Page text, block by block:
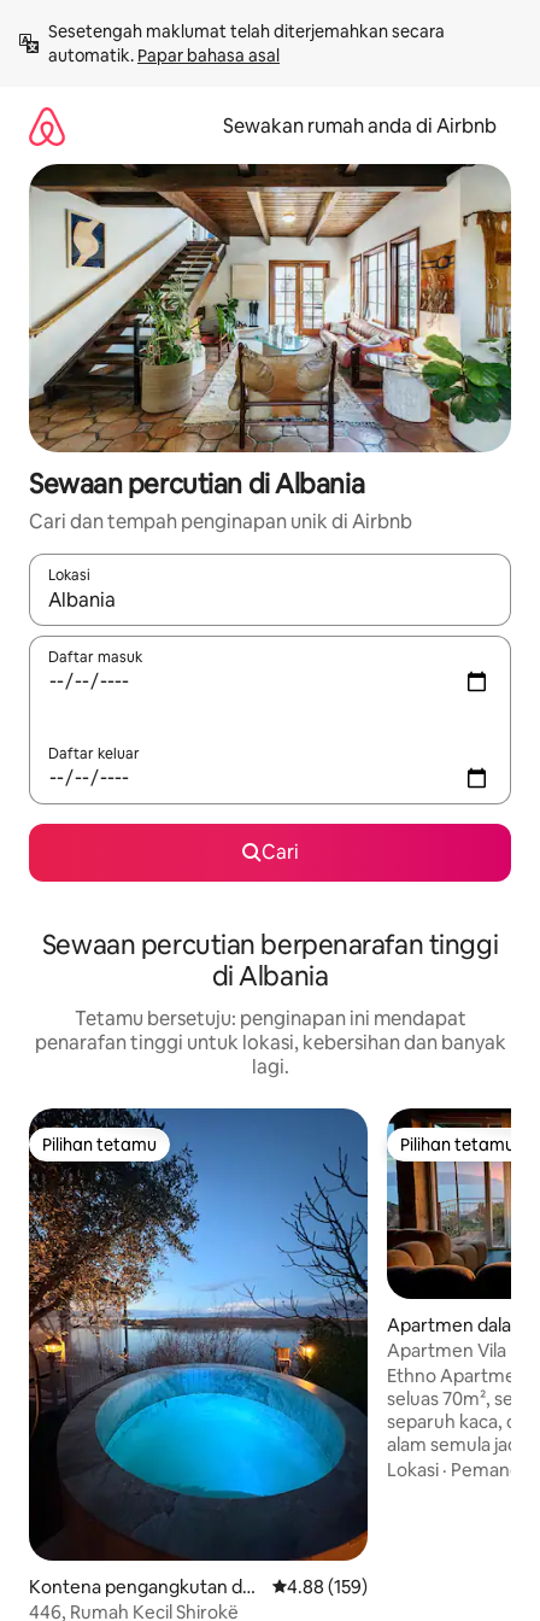
kandungan
Sesetengah maklumat telah diterjemahkan secara
automatik. Papar bahasa asal
Sewakan rumah anda di Airbnb
Sewaan percutian di Albania
Cari dan tempah penginapan unik di Airbnb
Lokasi
Apabila hasil tersedia, navigasi dengan kekunci anak panah
Daftar masuk
Daftar keluar
Cari
Sewaan percutian berpenarafan tinggi
di Albania
Tetamu bersetuju: penginapan ini mendapat
penarafan tinggi untuk lokasi, kebersihan dan banyak
lagi.
Pilihan tetamu
Pilihan tetamu
Kontena pengangkutan dal
am Shiroka
Penarafan purata 4.88 daripada
4.88 (159)
446, Rumah Kecil Shirokë
Pilihan tetamu
Pilihan tetamu
Apartmen dalam
Apartmen Vila
Ethno Apartment
seluas 70m²,
separuh kaca,
alam semula jadi
struktur ruang
Lokasi ·